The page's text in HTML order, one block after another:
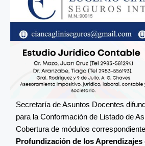
Secretaría de Asuntos Docentes
para la Conformación de Listado de
Cobertura de módulos
Profundización de los Aprendizajes